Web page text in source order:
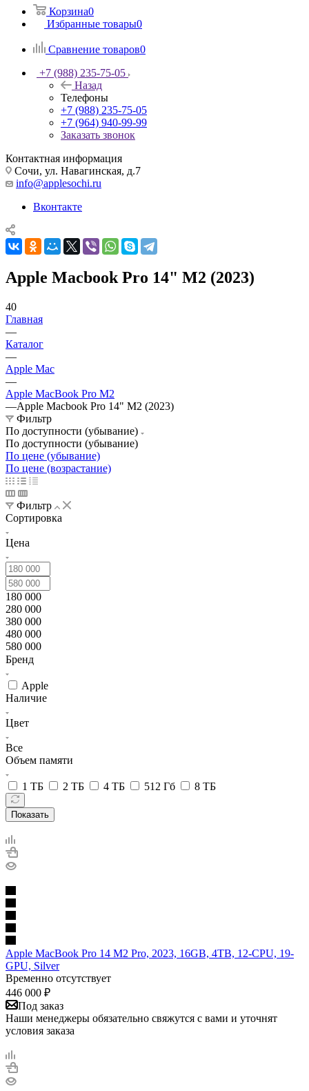
Корзина0
Избранные товары0
Сравнение товаров0
+7 (988) 235-75-05
Назад
Телефоны
+7 (988) 235-75-05
+7 (964) 940-99-99
Заказать звонок
Контактная информация
Сочи, ул. Навагинская, д.7
info@applesochi.ru
Вконтакте
Apple Macbook Pro 14" M2 (2023)
40
Главная
—
Каталог
—
Apple Mac
—
Apple MacBook Pro M2
—Apple Macbook Pro 14" M2 (2023)
Фильтр
По доступности (убывание)
По доступности (убывание)
По цене (убывание)
По цене (возрастание)
Фильтр
Сортировка
Цена
180 000
280 000
380 000
480 000
580 000
Бренд
Apple
Наличие
Цвет
Все
Объем памяти
1 ТБ 2 ТБ 4 ТБ 512 Гб 8 ТБ
Показать
Apple MacBook Pro 14 M2 Pro, 2023, 16GB, 4TB, 12-CPU, 19-
GPU, Silver
Временно отсутствует
446 000 ₽
Под заказ
Наши менеджеры обязательно свяжутся с вами и уточнят
условия заказа